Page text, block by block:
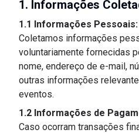
1. Informações
1.1 Informações Pessoais:
Coletamos informações
voluntariamente fornecidas
nome, endereço de e-mail,
outras informações
eventos.
1.2 Informações de
Caso ocorram transações